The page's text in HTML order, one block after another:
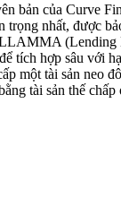
bản của Curve
trọng nhất, được
LLAMMA
tích hợp sâu với
một tài sản neo
tài sản thế chấp